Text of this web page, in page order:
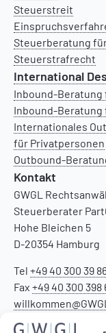
Steuerstreit
Steuerberatung
Steuerstrafrecht
International
Inbound-
Inbound-
Internationales
für Privatpersonen
Outbound-
Kontakt
GWGL
Steuerberater
Hohe Bleichen 5
D-20354 Hamburg
Tel +49 40 300 39
Fax +49 40 300 398